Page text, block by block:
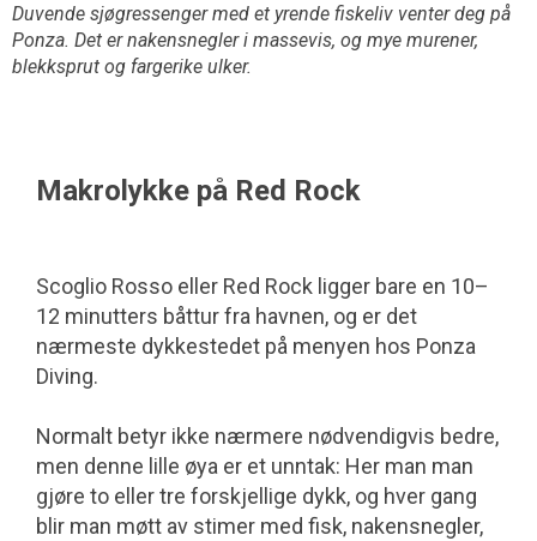
Duvende sjøgressenger med et yrende fiskeliv venter deg på
Ponza. Det er nakensnegler i massevis, og mye murener,
blekksprut og fargerike ulker.
Makrolykke på Red Rock
Scoglio Rosso eller Red Rock ligger bare en 10–
12 minutters båttur fra havnen, og er det
nærmeste dykkestedet på menyen hos Ponza
Diving.
Normalt betyr ikke nærmere nødvendig­vis bedre,
men denne lille øya er et unntak: Her man man
gjøre to eller tre forskjellige dykk, og hver gang
blir man møtt av stimer med fisk, naken­snegler,